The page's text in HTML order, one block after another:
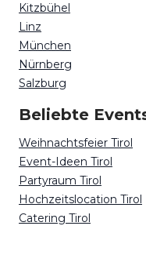
Kitzbühel
Linz
München
Nürnberg
Salzburg
Weihnachtsfeier Tirol
Event-Ideen Tirol
Partyraum Tirol
Hochzeitslocation Tirol
Catering Tirol